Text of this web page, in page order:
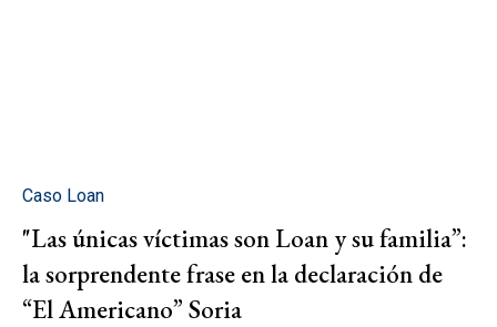
Caso Loan
"Las únicas víctimas son Loan y su familia”:
la sorprendente frase en la declaración de
“El Americano” Soria